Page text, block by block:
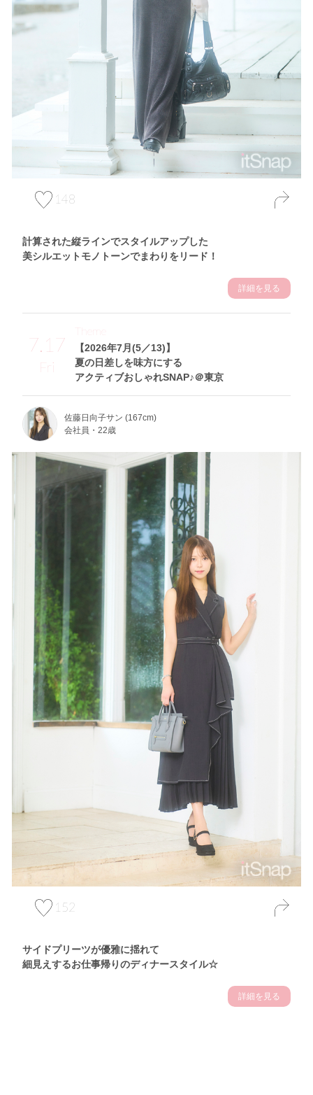
148
計算された縦ラインでスタイルアップした
美シルエットモノトーンでまわりをリード！
詳細を見る
7.17
Fri
【2026年7月(5／13)】
夏の日差しを味方にする
アクティブおしゃれSNAP♪＠東京
Theme
佐藤日向子サン (167cm)
会社員・22歳
152
サイドプリーツが優雅に揺れて
細見えするお仕事帰りのディナースタイル☆
詳細を見る